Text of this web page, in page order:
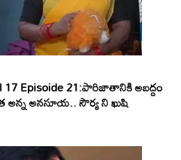
17 Episoide 21:పారిజాతానికి అబద్దం
అన్న అనసూయ.. సౌర్య ని ఖుషి